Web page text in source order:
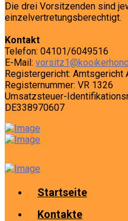
Die drei Vorsitzenden sind
einzelvertretungsberechtigt.
Kontakt
Telefon: 04101/6049516
E-Mail:
Registergericht: Amtsgericht
Registernummer: VR 1326
Umsatzsteuer-
DE338970607
Startseite
Kontakte